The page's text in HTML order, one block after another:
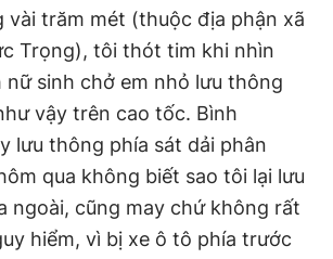
vài trăm mét (thuộc địa phận xã
Trọng), tôi thót tim khi nhìn
nữ sinh chở em nhỏ lưu thông
vậy trên cao tốc. Bình
lưu thông phía sát dải phân
qua không biết sao tôi lại lưu
ngoài, cũng may chứ không rất
hiểm, vì bị xe ô tô phía trước